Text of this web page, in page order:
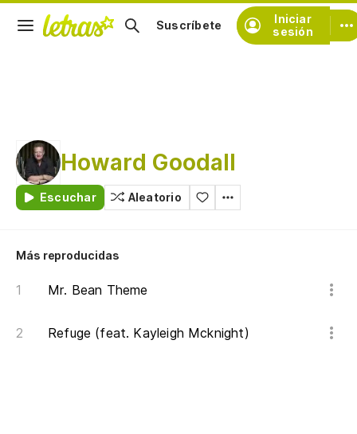
Iniciar
sesión
Suscríbete
Howard Goodall
Escuchar Aleatorio
Más reproducidas
Mr. Bean Theme
Refuge (feat. Kayleigh Mcknight)